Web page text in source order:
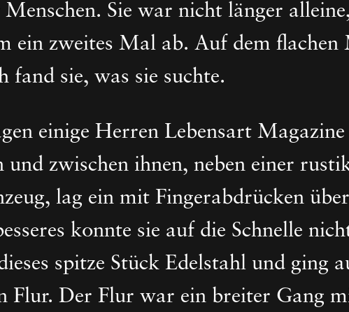
Sie war nicht länger
ein zweites Mal ab. Auf dem flachen
fand sie, was sie suchte.
einige Herren Lebensart
und zwischen ihnen, neben einer
lag ein mit Fingerabdrücken
konnte sie auf die Schnelle
spitze Stück Edelstahl und ging
Flur. Der Flur war ein breiter Gang